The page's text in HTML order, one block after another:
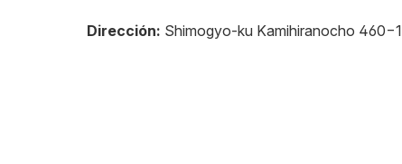
Dirección: Shimogyo-ku Kamihiranocho 460−1